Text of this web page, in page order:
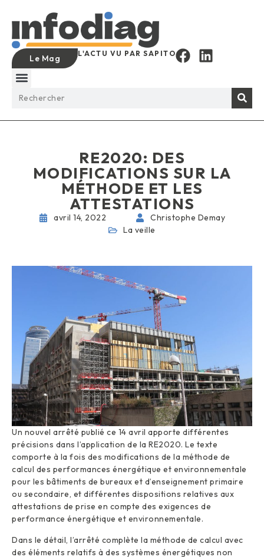
Le Mag L'ACTU VU PAR SAPITO
RE2020: DES
MODIFICATIONS SUR LA
MÉTHODE ET LES
ATTESTATIONS
avril 14, 2022
Christophe Demay
La veille
Un nouvel arrêté publié ce 14 avril apporte différentes
précisions dans l’application de la RE2020. Le texte
comporte à la fois des modifications de la méthode de
calcul des performances énergétique et environnementale
pour les bâtiments de bureaux et d’enseignement primaire
ou secondaire, et différentes dispositions relatives aux
attestations de prise en compte des exigences de
performance énergétique et environnementale.
Dans le détail, l’arrêté complète la méthode de calcul avec
des éléments relatifs à des systèmes énergétiques non